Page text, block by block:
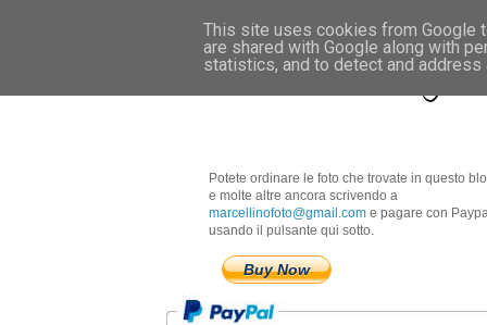
Marcellino
Potete ordinare le foto che trovate in questo
e molte altre ancora scrivendo a
marcellinofoto@gmail.com e pagare con
usando il pulsante qui sotto.
Buy Now
This site uses cookies from Google
are shared with Google along with
statistics, and to detect and address